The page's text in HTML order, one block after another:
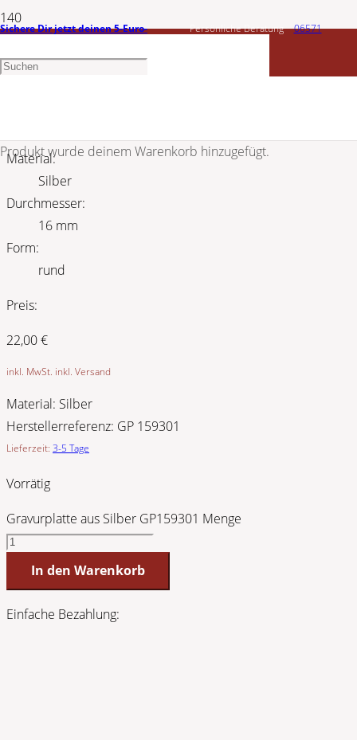
Sichere Dir jetzt deinen 5-Euro-
Gutschein
Persönliche Beratung 06571
Produktwurde deinem Warenkorb hinzugefügt.
Material:
Silber
Durchmesser:
16 mm
Form:
rund
Preis:
22,00€
inkl. MwSt. inkl. Versand
Material: Silber
Herstellerreferenz: GP 159301
Lieferzeit: 3-5 Tage
Vorrätig
Gravurplatte aus Silber GP159301 Menge
In den Warenkorb
Einfache Bezahlung: